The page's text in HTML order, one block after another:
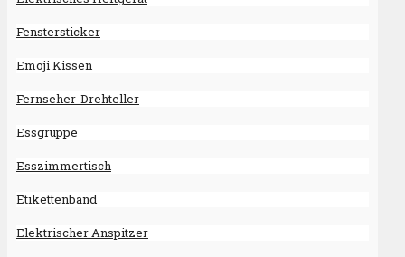
Fenstersticker
Emoji Kissen
Fernseher-Drehteller
Essgruppe
Esszimmertisch
Etikettenband
Elektrischer Anspitzer